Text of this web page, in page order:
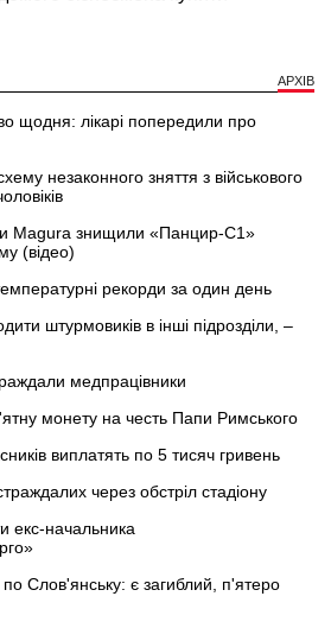
АРХІВ
щодня: лікарі попередили про
незаконного зняття з військового
Magura знищили «Панцир-С1»
(відео)
рекорди за один день
штурмовиків в інші підрозділи, –
медпрацівники
монету на честь Папи Римського
виплатять по 5 тисяч гривень
через обстріл стадіону
екс-начальника
Слов'янську: є загиблий, п'ятеро